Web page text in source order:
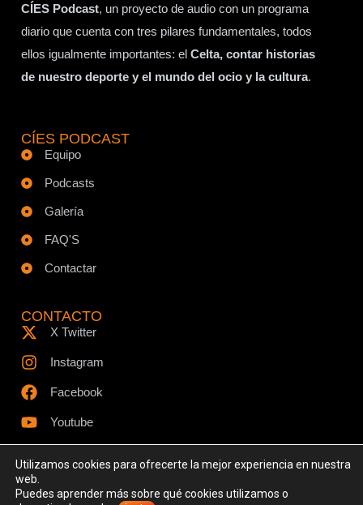
CÍES Podcast, un proyecto de audio con un programa
diario que cuenta con tres pilares fundamentales, todos
ellos igualmente importantes: el Celta, contar historias
de nuestro deporte y el mundo del ocio y la cultura.
CÍES PODCAST
Equipo
Podcasts
Galería
FAQ'S
Contactar
CONTACTO
X Twitter
Instagram
Facebook
Youtube
Utilizamos cookies para ofrecerte la mejor experiencia en nuestra
web.
Puedes aprender más sobre qué cookies utilizamos o